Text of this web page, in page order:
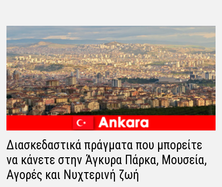
Διασκεδαστικά πράγματα που μπορείτε
να κάνετε στην Άγκυρα Πάρκα, Μουσεία,
Αγορές και Νυχτερινή ζωή